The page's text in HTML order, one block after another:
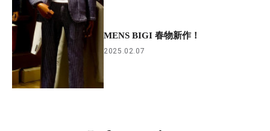
MENS BIGI 春物新作！
2025.02.07